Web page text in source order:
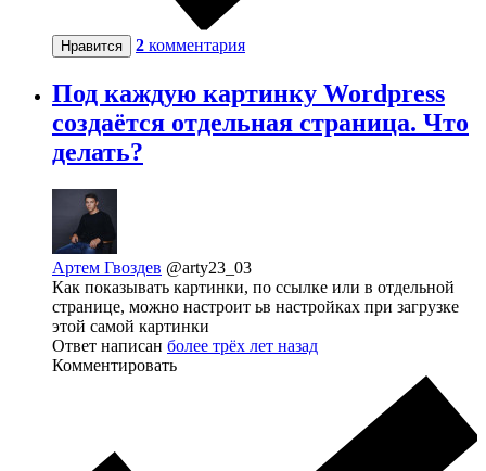
Нравится 2 комментария
Под каждую картинку Wordpress
создаётся отдельная страница. Что
делать?
Артем Гвоздев @arty23_03
Как показывать картинки, по ссылке или в отдельной
странице, можно настроит ьв настройках при загрузке
этой самой картинки
Ответ написан более трёх лет назад
Комментировать